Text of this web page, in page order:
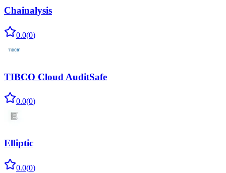
Chainalysis
0.0(0)
TIBCO Cloud AuditSafe
0.0(0)
Elliptic
0.0(0)